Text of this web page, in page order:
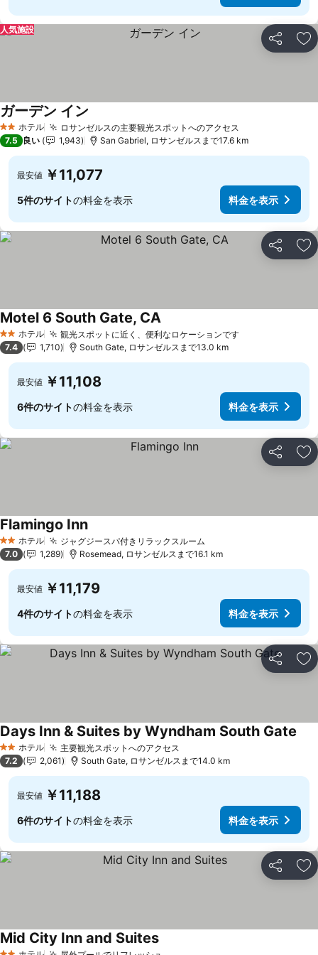
シェア お
人気施設
2 ホテルのランク
ホテル ロサンゼルスの主要観光スポットへのアクセス
ガーデン イン
7.5 良い 1,943 San Gabriel, ロサンゼルスまで17.6 km
最安値 ￥11,077
5件のサイトの料金を表示 料金を表示
シェア お
2 ホテルのランク
ホテル 観光スポットに近く、便利なロケーションです
Motel 6 South Gate, CA
7.4 1,710 South Gate, ロサンゼルスまで13.0 km
最安値 ￥11,108
6件のサイトの料金を表示 料金を表示
シェア お
2 ホテルのランク
ホテル ジャグジースパ付きリラックスルーム
Flamingo Inn
7.0 1,289 Rosemead, ロサンゼルスまで16.1 km
最安値 ￥11,179
4件のサイトの料金を表示 料金を表示
シェア お
2 ホテルのランク
ホテル 主要観光スポットへのアクセス
Days Inn & Suites by Wyndham South Gate
7.2 2,061 South Gate, ロサンゼルスまで14.0 km
最安値 ￥11,188
6件のサイトの料金を表示 料金を表示
シェア お
Mid City Inn and Suites